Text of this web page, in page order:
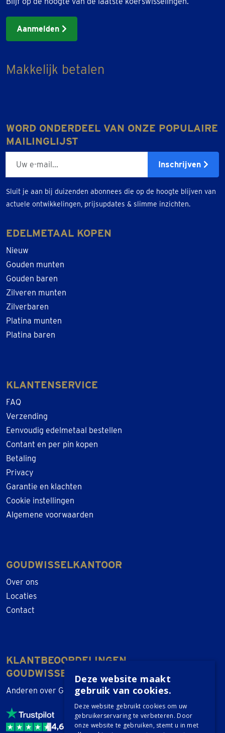
Aanmelden
Makkelijk betalen
WORD ONDERDEEL VAN ONZE POPULAIRE
MAILINGLIJST
Inschrijven
Sluit je aan bij duizenden abonnees die op de hoogte blijven van
actuele ontwikkelingen, prijsupdates & slimme inzichten.
EDELMETAAL KOPEN
Nieuw
Gouden munten
Gouden baren
Zilveren munten
Zilverbaren
Platina munten
Platina baren
KLANTENSERVICE
FAQ
Verzending
Eenvoudig edelmetaal bestellen
Contant en per pin kopen
Betaling
Privacy
Garantie en klachten
Cookie instellingen
Algemene voorwaarden
GOUDWISSELKANTOOR
Over ons
Locaties
Contact
KLANTBEOORDELINGEN
GOUDWISSELKANTOOR
Anderen over Goudwisselkantoor
4,6 / 5
Deze website maakt
gebruik van cookies.
Deze website gebruikt cookies om uw
gebruikerservaring te verbeteren. Door
onze website te gebruiken, stemt u in met